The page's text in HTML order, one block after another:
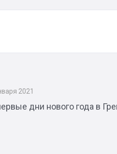
2021
дни нового года в